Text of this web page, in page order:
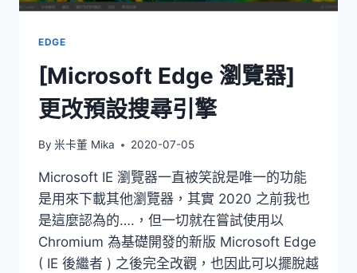
EDGE
[Microsoft Edge 瀏覽器]
更改預設搜尋引擎
By 米卡董 Mika 2020-07-05
Microsoft IE 瀏覽器一直被笑說是唯一的功能
是用來下載其他瀏覽器，其實 2020 之前我也
是這麼認為的….，但一切就在嘗試使用以
Chromium 為基礎開發的新版 Microsoft Edge
( IE 後繼者 ) 之後完全改觀，也因此可以擺脫越